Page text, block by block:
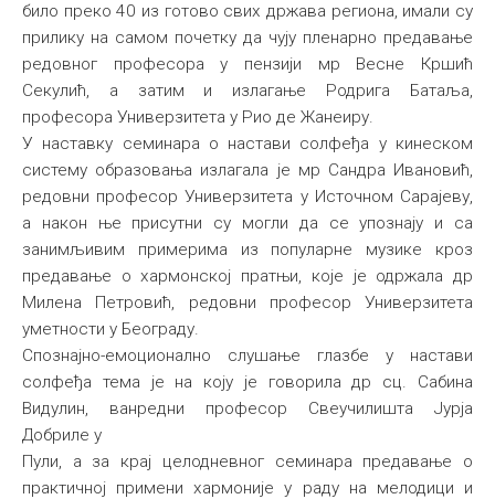
било преко 40 из готово свих држава региона, имали су
прилику на самом почетку да чују пленарно предавање
редовног професора у пензији мр Весне Кршић
Секулић, а затим и излагање Родрига Батаља,
професора Универзитета у Рио де Жанеиру.
У наставку семинара о настави солфеђа у кинеском
систему образовања излагала је мр Сандра Ивановић,
редовни професор Универзитета у Источном Сарајеву,
а након ње присутни су могли да се упознају и са
занимљивим примерима из популарне музике кроз
предавање о хармонској пратњи, које је одржала др
Милена Петровић, редовни професор Универзитета
уметности у Београду.
Спознајно-емоционално слушање глазбе у настави
солфеђа тема је на коју је говорила др сц. Сабина
Видулин, ванредни професор Свеучилишта Јурја
Добриле у
Пули, а за крај целодневног семинара предавање о
практичној примени хармоније у раду на мелодици и